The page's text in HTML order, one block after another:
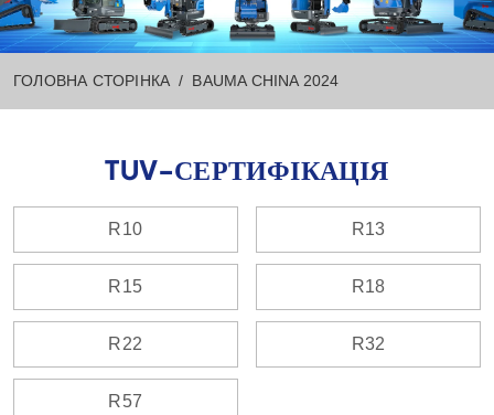
ГОЛОВНА СТОРІНКА BAUMA CHINA 2024
TUV-СЕРТИФІКАЦІЯ
R10 R13
R15 R18
R22 R32
R57